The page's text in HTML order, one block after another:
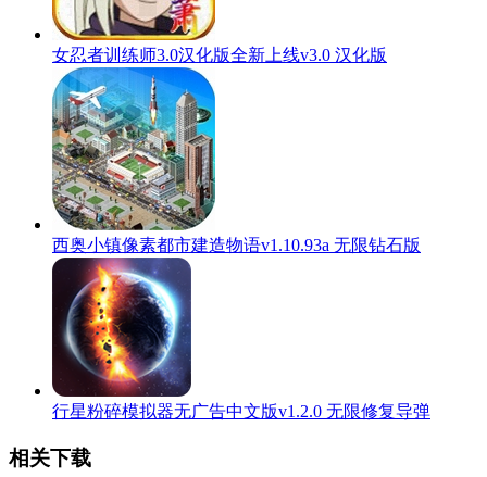
女忍者训练师3.0汉化版全新上线v3.0 汉化版
西奥小镇像素都市建造物语v1.10.93a 无限钻石版
行星粉碎模拟器无广告中文版v1.2.0 无限修复导弹
相关下载